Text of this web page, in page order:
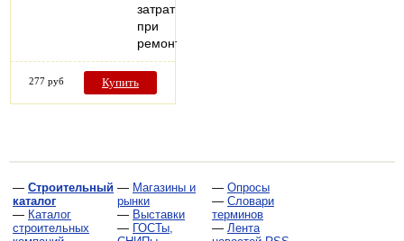
затрат
при
ремонте…
277 руб Купить
— Строительный
каталог
— Каталог
строительных
— Магазины и
рынки
— Выставки
— ГОСТы,
— Опросы
— Словари
терминов
— Лента